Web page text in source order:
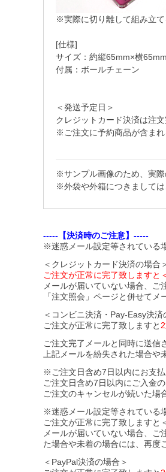
※実際に切り離して組み立て
[仕様]
サイズ：約縦65mm×横65mm
付属：ボールチェーン
＜発送予定日＞
クレジットカード決済は注
※ご注文に予約商品が含まれ
※サンプル画像のため、実際
※外袋や外箱につきましては
-----【決済時のご注意】-----
※迷惑メール設定等されている
＜クレジットカード決済の場合
ご注文が正常に完了致しますと
メールが届いていない場合、ご
「注文照会」ページと併せて
＜コンビニ決済・Pay-Easy決済
ご注文が正常に完了致しますと
ご注文完了メールと同時に送信
上記メールを紛失された場合や
※ご注文日含め7日以内にお支払
ご注文日含め7日以内にご入金
ご注文のキャンセルが続いた場
※迷惑メール設定等されている
ご注文が正常に完了致しますと
メールが届いていない場合、ご
た場合や未着の場合には、再度
＜PayPal決済の場合＞